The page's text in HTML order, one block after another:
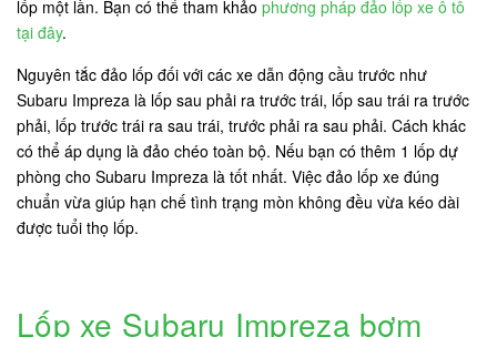
lốp một lần. Bạn có thể tham khảo phương pháp đảo lốp xe ô tô
tại đây.
Nguyên tắc đảo lốp đối với các xe dẫn động cầu trước như
Subaru Impreza là lốp sau phải ra trước trái, lốp sau trái ra trước
phải, lốp trước trái ra sau trái, trước phải ra sau phải. Cách khác
có thể áp dụng là đảo chéo toàn bộ. Nếu bạn có thêm 1 lốp dự
phòng cho Subaru Impreza là tốt nhất. Việc đảo lốp xe đúng
chuẩn vừa giúp hạn chế tình trạng mòn không đều vừa kéo dài
được tuổi thọ lốp.
Lốp xe Subaru Impreza bơm